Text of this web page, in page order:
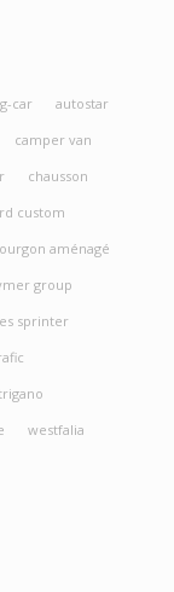
car
autostar
camper van
chausson
custom
aménagé
group
sprinter
westfalia